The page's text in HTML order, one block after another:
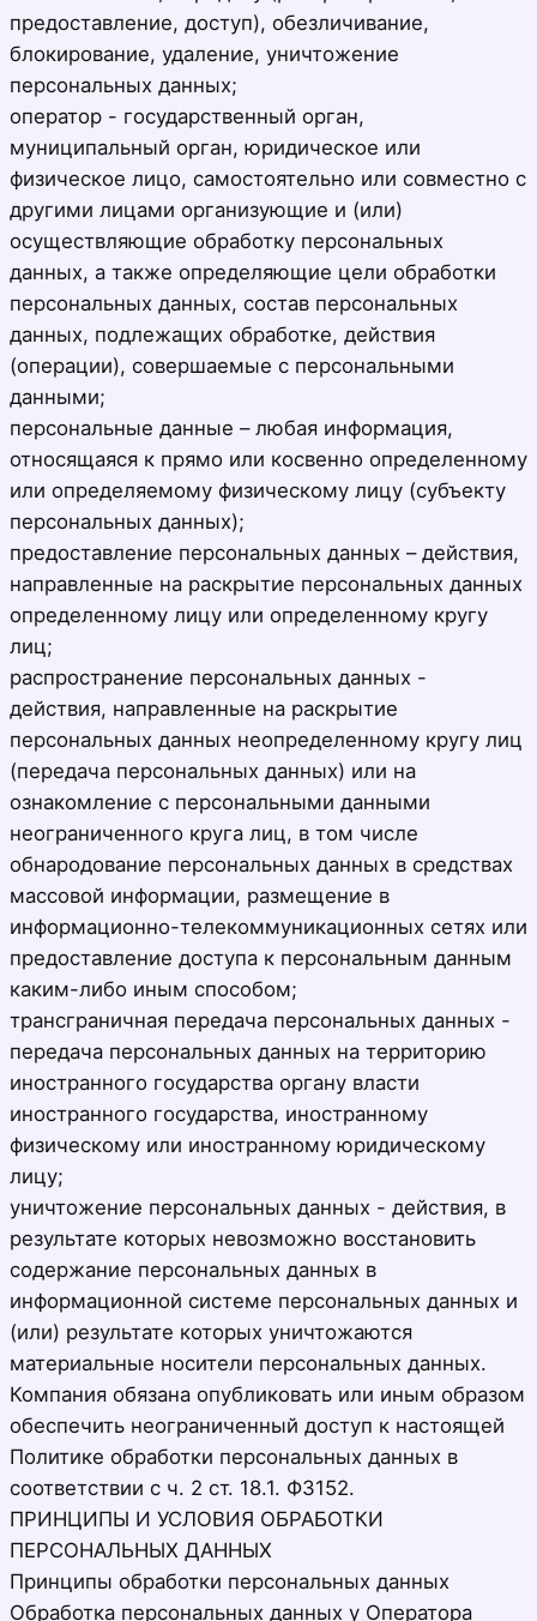
предоставление, доступ), обезличивание,
блокирование, удаление, уничтожение
персональных данных;
оператор - государственный орган,
муниципальный орган, юридическое или
физическое лицо, самостоятельно или совместно с
другими лицами организующие и (или)
осуществляющие обработку персональных
данных, а также определяющие цели обработки
персональных данных, состав персональных
данных, подлежащих обработке, действия
(операции), совершаемые с персональными
данными;
персональные данные – любая информация,
относящаяся к прямо или косвенно определенному
или определяемому физическому лицу (субъекту
персональных данных);
предоставление персональных данных – действия,
направленные на раскрытие персональных данных
определенному лицу или определенному кругу
лиц;
распространение персональных данных -
действия, направленные на раскрытие
персональных данных неопределенному кругу лиц
(передача персональных данных) или на
ознакомление с персональными данными
неограниченного круга лиц, в том числе
обнародование персональных данных в средствах
массовой информации, размещение в
информационно-телекоммуникационных сетях или
предоставление доступа к персональным данным
каким-либо иным способом;
трансграничная передача персональных данных -
передача персональных данных на территорию
иностранного государства органу власти
иностранного государства, иностранному
физическому или иностранному юридическому
лицу;
уничтожение персональных данных - действия, в
результате которых невозможно восстановить
содержание персональных данных в
информационной системе персональных данных и
(или) результате которых уничтожаются
материальные носители персональных данных.
Компания обязана опубликовать или иным образом
обеспечить неограниченный доступ к настоящей
Политике обработки персональных данных в
соответствии с ч. 2 ст. 18.1. ФЗ152.
ПРИНЦИПЫ И УСЛОВИЯ ОБРАБОТКИ
ПЕРСОНАЛЬНЫХ ДАННЫХ
Принципы обработки персональных данных
Обработка персональных данных у Оператора